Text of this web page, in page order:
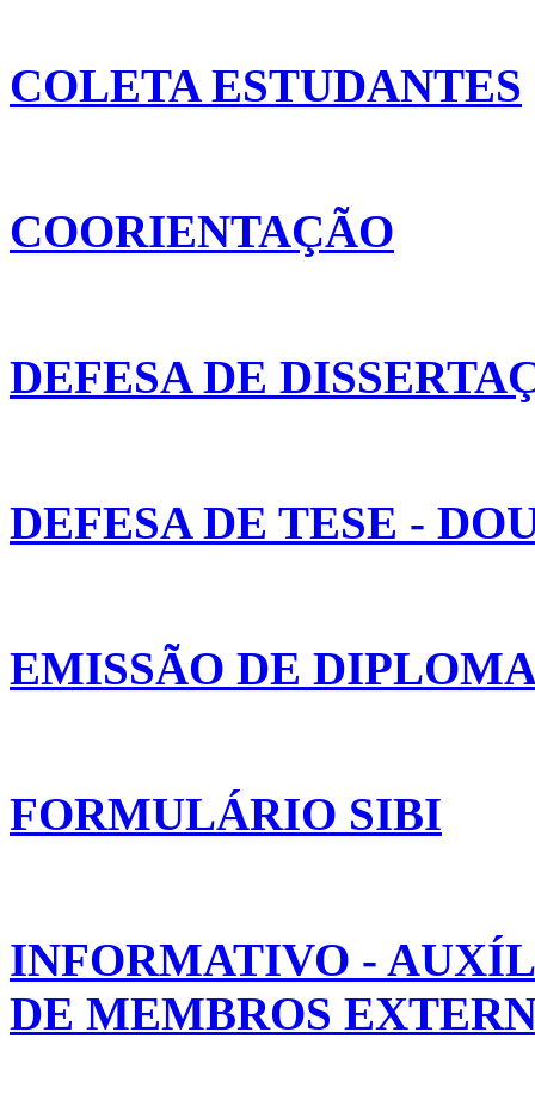
COLETA ESTUDANTES
COORIENTAÇÃO
DEFESA DE
DEFESA DE TESE -
EMISSÃO DE
FORMULÁRIO SIBI
INFORMATIVO -
DE MEMBROS